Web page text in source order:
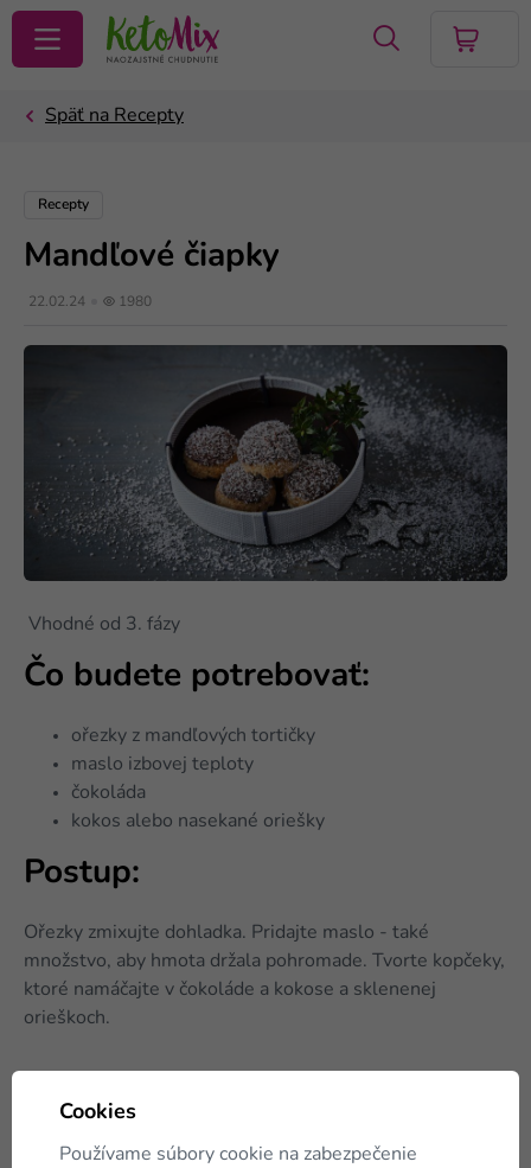
VYHĽADAŤ
Recepty
Mandľové čiapky
22.02.24 1980
Vhodné od 3. fázy
Čo budete potrebovať:
ořezky z mandľových tortičky
maslo izbovej teploty
čokoláda
kokos alebo nasekané oriešky
Postup:
Ořezky zmixujte dohladka. Pridajte maslo - také
množstvo, aby hmota držala pohromade. Tvorte kopčeky,
ktoré namáčajte v čokoláde a kokose a sklenenej
orieškoch.
Cookies
Používame súbory cookie na zabezpečenie